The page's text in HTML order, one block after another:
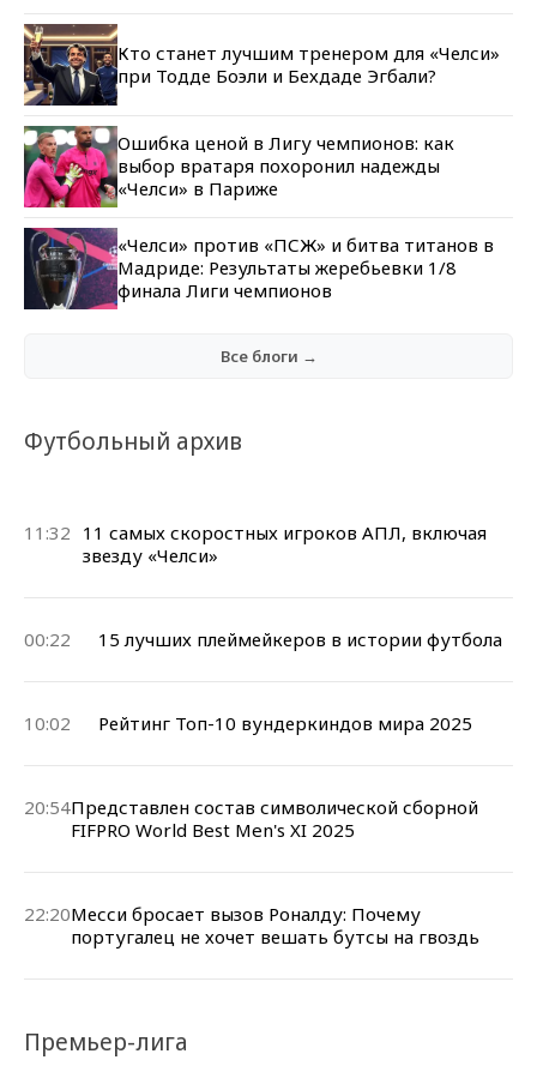
Кто станет лучшим тренером для «Челси»
при Тодде Боэли и Бехдаде Эгбали?
Ошибка ценой в Лигу чемпионов: как
выбор вратаря похоронил надежды
«Челси» в Париже
«Челси» против «ПСЖ» и битва титанов в
Мадриде: Результаты жеребьевки 1/8
финала Лиги чемпионов
Все блоги →
Футбольный архив
11:32 11 самых скоростных игроков АПЛ, включая
звезду «Челси»
00:22 15 лучших плеймейкеров в истории футбола
10:02 Рейтинг Топ-10 вундеркиндов мира 2025
20:54Представлен состав символической сборной
FIFPRO World Best Men's XI 2025
22:20Месси бросает вызов Роналду: Почему
португалец не хочет вешать бутсы на гвоздь
Премьер-лига